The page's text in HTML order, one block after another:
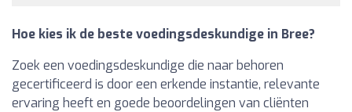
Hoe kies ik de beste voedingsdeskundige in Bree?
Zoek een voedingsdeskundige die naar behoren
gecertificeerd is door een erkende instantie, relevante
ervaring heeft en goede beoordelingen van cliënten